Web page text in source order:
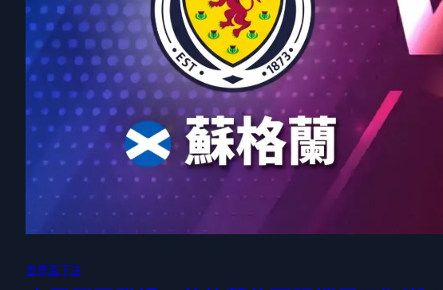
世界盃下注